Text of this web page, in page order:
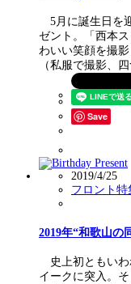
5月に誕生日を
ゼント。「西本
わいい笑顔を撮
（私服で撮影、
Save
2019/4/25
フロント特
2019年“和歌山の
史上初ともいわ
イークに突入。